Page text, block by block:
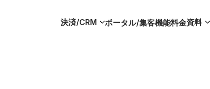
決済/CRM ポータル/集客機能料金資料